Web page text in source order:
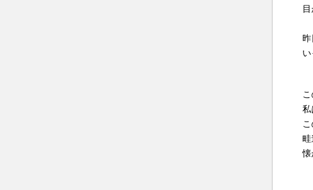
昨
こ
私
畦
懐